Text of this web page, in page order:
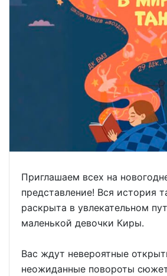
Приглашаем всех на
представление! Вся история
раскрыта в увлекательном
маленькой девочки Киры.
Вас ждут невероятные
неожиданные повороты